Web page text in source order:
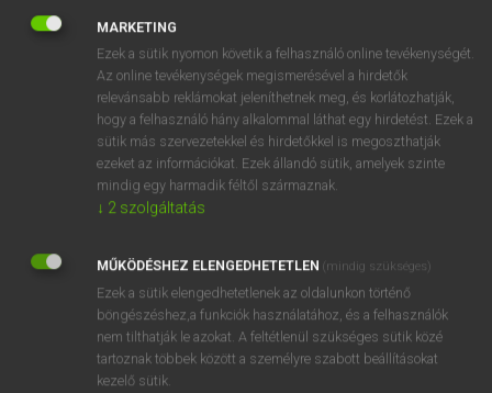
NINCS ELŐFIZETÉSED?
Nincs regisztrációm és előfizetésem. A szótár 2 órás,
díjmentes próbaverziójának elindításához regisztrálok és
belépek.
REGISZTRÁCIÓ
EURÓPAI UNIÓS TERMINOLÓGIAI SZÓTÁR
Kapcsolódó anyagok
MARKETING
Ezek a sütik nyomon követik a felhasználó online tevékenységét.
Az online tevékenységek megismerésével a hirdetők
relevánsabb reklámokat jeleníthetnek meg, és korlátozhatják,
hogy a felhasználó hány alkalommal láthat egy hirdetést. Ezek a
sütik más szervezetekkel és hirdetőkkel is megoszthatják
ezeket az információkat. Ezek állandó sütik, amelyek szinte
mindig egy harmadik féltől származnak.
↓ 2 szolgáltatás
MŰKÖDÉSHEZ ELENGEDHETETLEN (mindig szükséges)
Ezek a sütik elengedhetetlenek az oldalunkon történő
böngészéshez,a funkciók használatához, és a felhasználók
nem tilthatják le azokat. A feltétlenül szükséges sütik közé
tartoznak többek között a személyre szabott beállításokat
kezelő sütik.